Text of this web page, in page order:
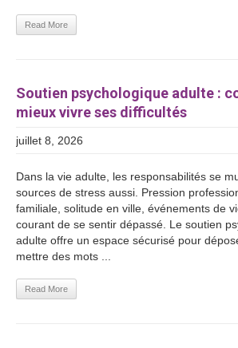
Read More
Soutien psychologique adulte :
mieux vivre ses difficultés
juillet 8, 2026
Dans la vie adulte, les responsabilités se
sources de stress aussi. Pression
familiale, solitude en ville, événements de
courant de se sentir dépassé. Le soutien
adulte offre un espace sécurisé pour
mettre des mots ...
Read More